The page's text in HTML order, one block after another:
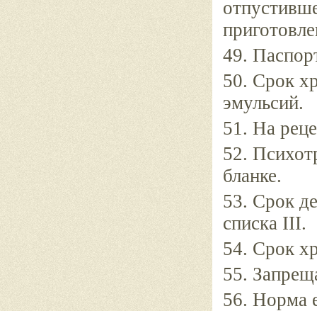
49.
50. Срок
эмульсий.
51. На
52.
бланке.
53. Срок
списка III.
54. Срок
55.
56. Норма